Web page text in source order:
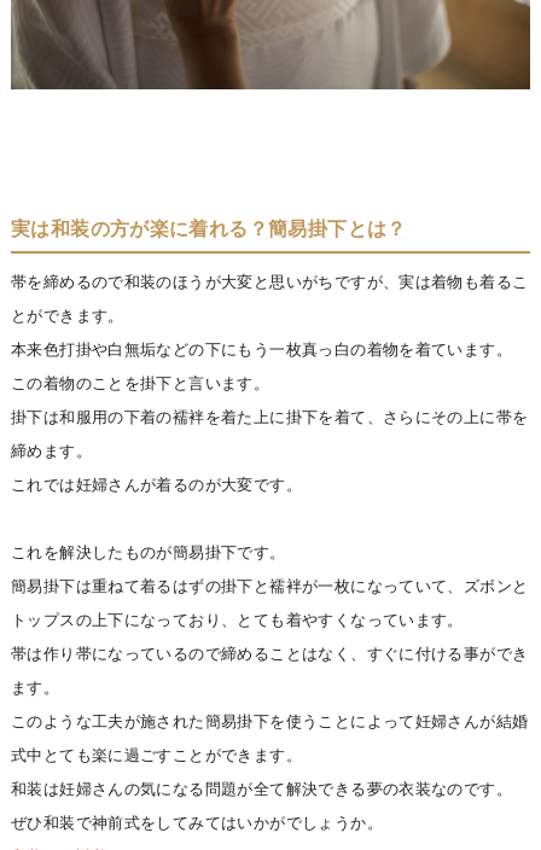
実は和装の方が楽に着れる？簡易掛下とは？
帯を締めるので和装のほうが大変と思いがちですが、実は着物も着るこ
とができます。
本来色打掛や白無垢などの下にもう一枚真っ白の着物を着ています。
この着物のことを掛下と言います。
掛下は和服用の下着の襦袢を着た上に掛下を着て、さらにその上に帯を
締めます。
これでは妊婦さんが着るのが大変です。
これを解決したものが簡易掛下です。
簡易掛下は重ねて着るはずの掛下と襦袢が一枚になっていて、ズボンと
トップスの上下になっており、とても着やすくなっています。
帯は作り帯になっているので締めることはなく、すぐに付ける事ができ
ます。
このような工夫が施された簡易掛下を使うことによって妊婦さんが結婚
式中とても楽に過ごすことができます。
和装は妊婦さんの気になる問題が全て解決できる夢の衣装なのです。
ぜひ和装で神前式をしてみてはいかがでしょうか。